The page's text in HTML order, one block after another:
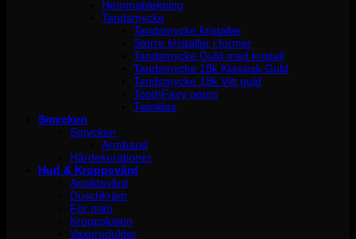
Hemmablekning
Tandsmycke
Tandsmycke kristaller
Större kristaller i former
Tandsmycke Guld med kristall
Tandsmycke 18k Klassisk Guld
Tandsmycke 18k Vitt guld
ToothFairy gems
Twinkles
Smycken
Smycken
Armband
Hårdekorationer
Hud & Kroppsvård
Ansiktsvård
Duschkräm
För män
Kroppslotion
Vaxprodukter